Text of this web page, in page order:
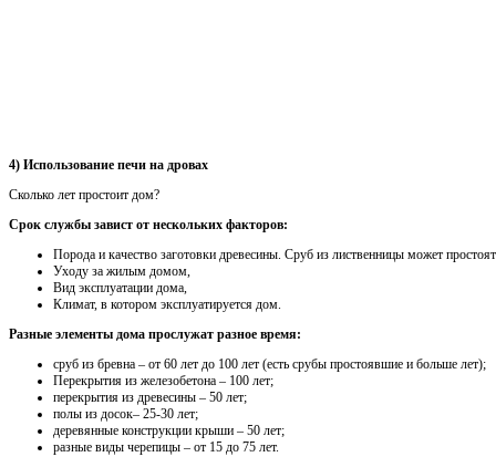
4) Использование печи на дровах
Сколько лет простоит дом?
Срок службы завист от нескольких факторов:
Порода и качество заготовки древесины. Сруб из лиственницы может
Уходу за жилым домом,
Вид эксплуатации дома,
Климат, в котором эксплуатируется дом.
Разные элементы дома прослужат разное время:
сруб из бревна – от 60 лет до 100 лет (есть срубы простоявшие и больше лет);
Перекрытия из железобетона – 100 лет;
перекрытия из древесины – 50 лет;
полы из досок– 25-30 лет;
деревянные конструкции крыши – 50 лет;
разные виды черепицы – от 15 до 75 лет.